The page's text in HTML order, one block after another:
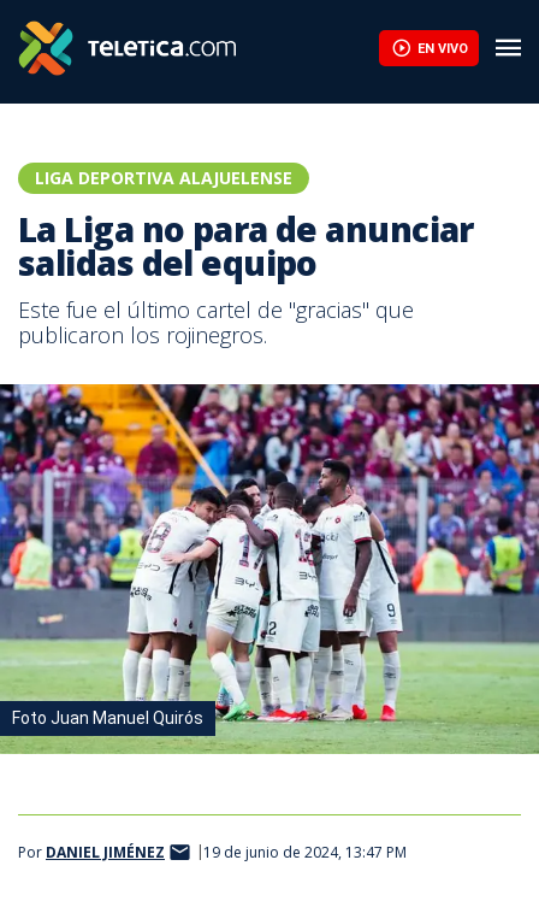
EN VIVO
LIGA DEPORTIVA ALAJUELENSE
La Liga no para de anunciar
salidas del equipo
Este fue el último cartel de "gracias" que
publicaron los rojinegros.
Foto Juan Manuel Quirós
Por DANIEL JIMÉNEZ 19 de junio de 2024, 13:47 PM